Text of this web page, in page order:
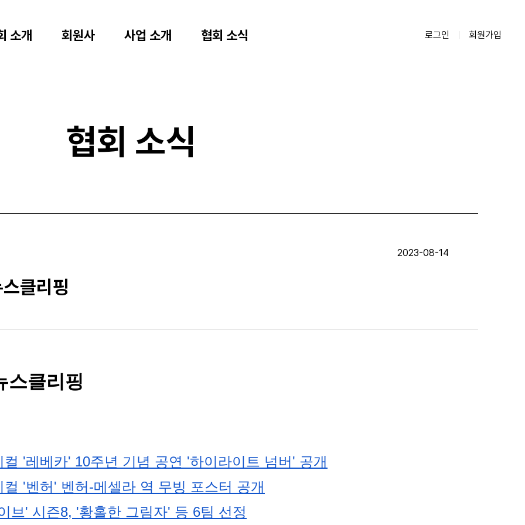
소개 회원사 사업 소개 협회 소식 로그인 회원가입
협회 소식
2023-08-14
클리핑
스클리핑
컬 '레베카' 10주년 기념 공연 '하이라이트 넘버' 공개
컬 '벤허' 벤허-메셀라 역 무빙 포스터 공개
브' 시즌8, '황홀한 그림자' 등 6팀 선정